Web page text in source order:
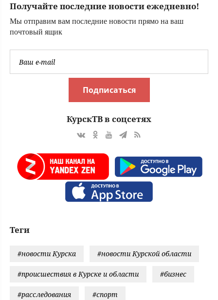
Получайте последние новости ежедневно!
Мы отправим вам последние новости прямо на ваш
почтовый ящик
Подписаться
КурскТВ в соцсетях
Теги
#новости Курска #новости Курской области
#происшествия в Курске и области #бизнес
#расследования #спорт